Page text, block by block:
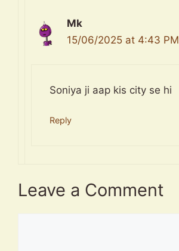
Mk
15/06/2025 at 4:43 PM
Soniya ji aap kis city se hi
Reply
Leave a Comment